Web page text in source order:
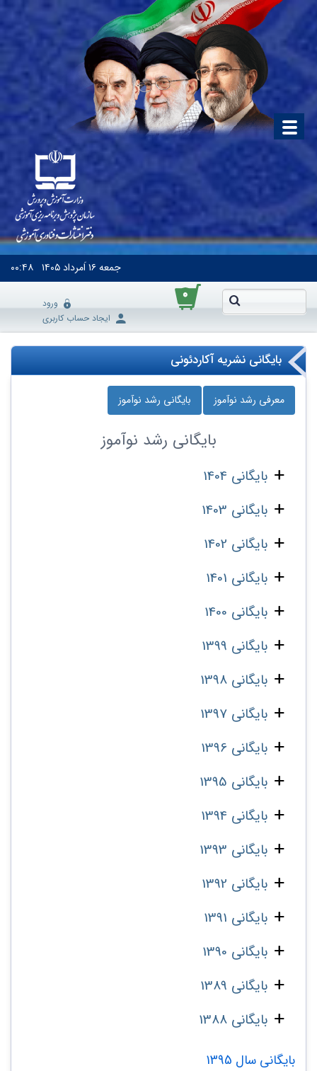
جمعه۱۶ اَمرداد ۱۴۰۵ ۰۰:۴۸
۰
ورود
ایجاد حساب کاربری
بایگانی نشریه آکاردئونی
معرفی رشد نوآموز بایگانی رشد نوآموز
بایگانی رشد نوآموز
بایگانی 1404
بایگانی 1403
بایگانی 1402
بایگانی 1401
بایگانی 1400
بایگانی 1399
بایگانی 1398
بایگانی 1397
بایگانی 1396
بایگانی 1395
بایگانی 1394
بایگانی 1393
بایگانی 1392
بایگانی 1391
بایگانی 1390
بایگانی 1389
بایگانی 1388
بایگانی سال 1395